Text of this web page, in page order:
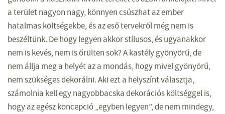
a terület nagyon nagy, könnyen csúszhat az ember
hatalmas költségekbe, és az eső tervekről még nem is
beszéltünk. De hogy legyen akkor stílusos, és ugyanakkor
nem is kevés, nem is őrülten sok? A kastély gyönyörű, de
nem állja meg a helyét az a mondás, hogy mivel gyönyörű,
nem szükséges dekorálni. Aki ezt a helyszínt választja,
számolnia kell egy nagyobbacska dekorációs költséggel is,
hogy az egész koncepció „egyben legyen”, de nem mindegy,